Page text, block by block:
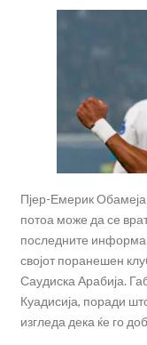
Пјер-Емерик
потоа може да се
последните
својот поранешен
Саудиска Арабија.
Куадисија, поради
изгледа дека ќе го